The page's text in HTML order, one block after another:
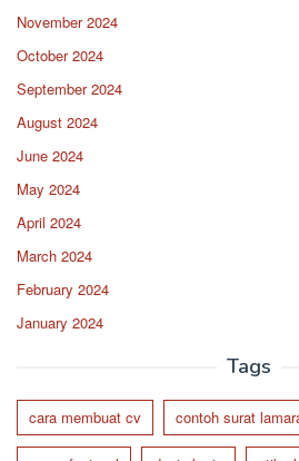
November 2024
October 2024
September 2024
August 2024
June 2024
May 2024
April 2024
March 2024
February 2024
January 2024
Tags
cara membuat cv contoh surat